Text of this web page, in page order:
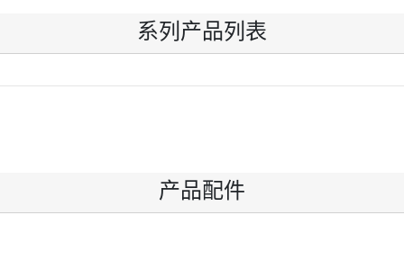
系列产品列表
产品配件